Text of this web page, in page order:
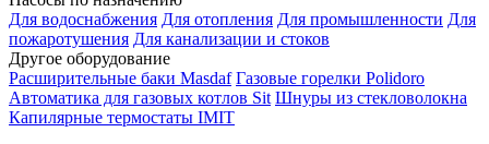
Для водоснабжения Для отопления Для промышленности Для
пожаротушения Для канализации и стоков
Другое оборудование
Расширительные баки Masdaf Газовые горелки Polidoro
Автоматика для газовых котлов Sit Шнуры из стекловолокна
Капилярные термостаты IMIT